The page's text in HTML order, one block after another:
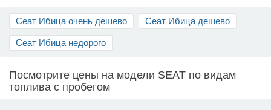
Продать авто
Сеат Ибица очень дешево Сеат Ибица дешево
Сеат Ибица недорого
Посмотрите цены на модели SEAT по видам
топлива c пробегом